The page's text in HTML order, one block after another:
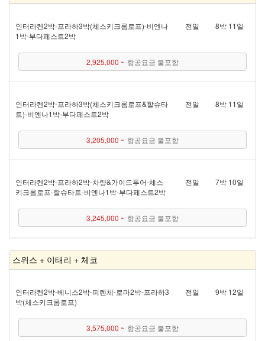
인터라켄 2박 - 프라하 3박(체스키크롬로프) - 비엔나
1박 - 부다페스트 2박
전일 8박 11일
2,925,000 ~ 항공요금 불포함
인터라켄 2박 - 프라하 3박(체스키크롬로프&할슈타
트) - 비엔나 1박 - 부다페스트 2박
전일 8박 11일
3,205,000 ~ 항공요금 불포함
인터라켄 2박 - 프라하 2박 - 차량&가이드투어 - 체스
키크롬로프 - 할슈타트 - 비엔나 1박 - 부다페스트 2박
전일 7박 10일
3,245,000 ~ 항공요금 불포함
스위스 + 이태리 + 체코
인터라켄 2박 - 베니스 2박 - 피렌체 - 로마 2박 - 프라하 3
박(체스키크롬로프)
전일 9박 12일
3,575,000 ~ 항공요금 불포함